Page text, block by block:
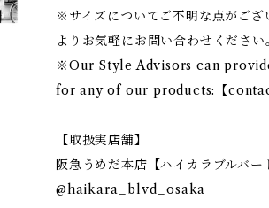
※サイズについてご不明な点がご
よりお気軽にお問い合わせください
※Our Style Advisors can
for any of our products:【
【取扱実店舗】
阪急うめだ本店【ハイカラブルバー
@haikara_blvd_osaka⠀